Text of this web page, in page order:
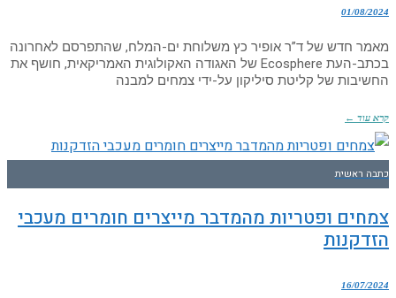
01/08/2024
מאמר חדש של ד”ר אופיר כץ משלוחת ים-המלח, שהתפרסם לאחרונה
בכתב-העת Ecosphere של האגודה האקולוגית האמריקאית, חושף את
החשיבות של קליטת סיליקון על-ידי צמחים למבנה
קרא עוד ←
כתבה ראשית
צמחים ופטריות מהמדבר מייצרים חומרים מעכבי
הזדקנות
16/07/2024